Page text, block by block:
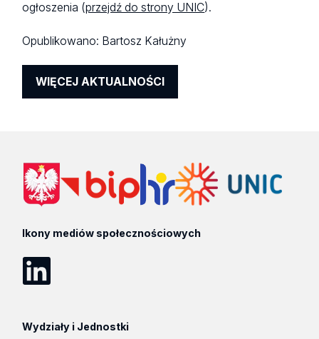
ogłoszenia (przejdź do strony UNIC).
Opublikowano: Bartosz Kałużny
WIĘCEJ AKTUALNOŚCI
Ikony mediów społecznościowych
Wydziały i Jednostki